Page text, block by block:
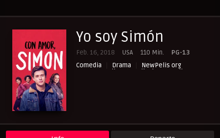
Yo soy Simón
Feb. 16, 2018 USA 110 Min.
PG-13
Comedia
Drama
NewPelis org
Paraveronline
Peliculas Castellano